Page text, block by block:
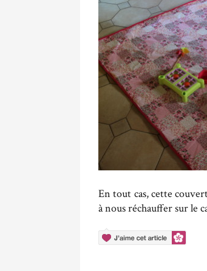
En tout cas, cette
à nous réchauffer sur le